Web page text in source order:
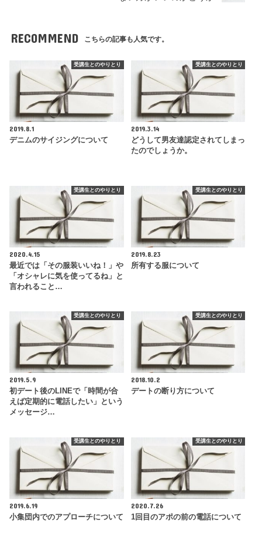
RECOMMEND こちらの記事も人気です。
受講生とのやりとり
2019.8.1
デニムのサイジングについて
受講生とのやりとり
2019.3.14
どうして男友達認定されてしまっ
たのでしょうか。
受講生とのやりとり
2020.4.15
最近では「その服装いいね！」や
「オシャレに気を使ってるね」と
言われること…
受講生とのやりとり
2019.8.23
所有する服について
受講生とのやりとり
2019.5.9
初デート後のLINEで「時間が合
えば定期的に電話したい」という
メッセージ…
受講生とのやりとり
2018.10.2
デートの断り方について
受講生とのやりとり
2019.6.19
小集団内でのアプローチについて
受講生とのやりとり
2020.7.26
1回目のアポの前の電話について